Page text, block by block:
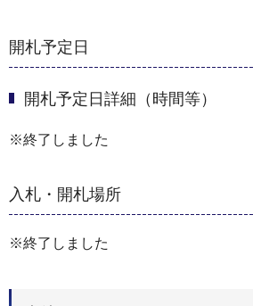
開札予定日
開札予定日詳細（時間等）
※終了しました
入札・開札場所
※終了しました